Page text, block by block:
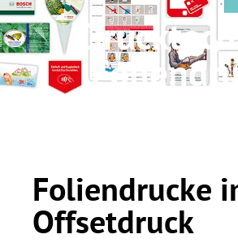
Foliendrucke
Offsetdruck